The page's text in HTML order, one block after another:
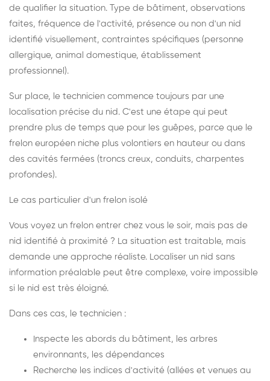
de qualifier la situation. Type de bâtiment, observations
faites, fréquence de l'activité, présence ou non d'un nid
identifié visuellement, contraintes spécifiques (personne
allergique, animal domestique, établissement
professionnel).
Sur place, le technicien commence toujours par une
localisation précise du nid. C'est une étape qui peut
prendre plus de temps que pour les guêpes, parce que le
frelon européen niche plus volontiers en hauteur ou dans
des cavités fermées (troncs creux, conduits, charpentes
profondes).
Le cas particulier d'un frelon isolé
Vous voyez un frelon entrer chez vous le soir, mais pas de
nid identifié à proximité ? La situation est traitable, mais
demande une approche réaliste. Localiser un nid sans
information préalable peut être complexe, voire impossible
si le nid est très éloigné.
Dans ces cas, le technicien :
Inspecte les abords du bâtiment, les arbres
environnants, les dépendances
Recherche les indices d'activité (allées et venues au